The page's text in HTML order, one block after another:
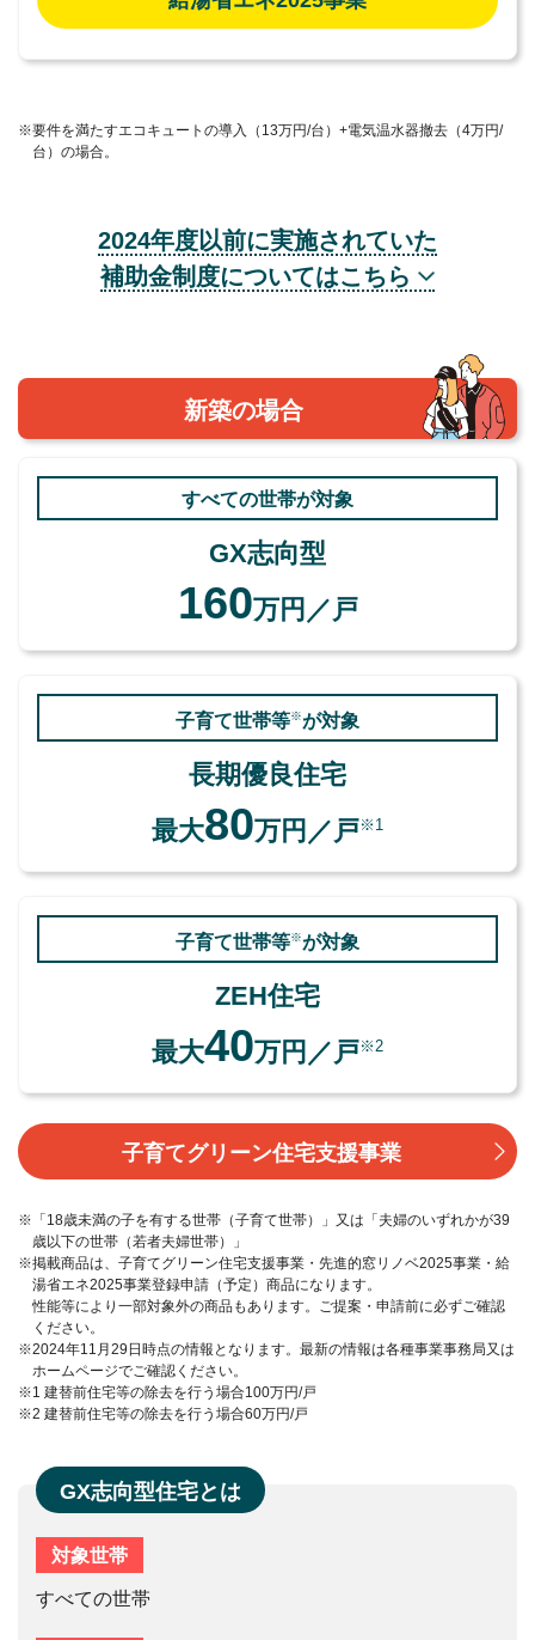
※要件を満たすエコキュートの導入（13万円/台）+電気温水器撤去（4万円/
台）の場合。
2024年度以前に実施されていた
補助金制度についてはこちら
新築の場合
すべての世帯が対象
GX志向型
160万円／戸
子育て世帯等※が対象
長期優良住宅
最大80万円／戸※1
子育て世帯等※が対象
ZEH住宅
最大40万円／戸※2
子育てグリーン住宅支援事業
※「18歳未満の子を有する世帯（子育て世帯）」又は「夫婦のいずれかが39
歳以下の世帯（若者夫婦世帯）」
※掲載商品は、子育てグリーン住宅支援事業・先進的窓リノベ2025事業・給
湯省エネ2025事業登録申請（予定）商品になります。
性能等により一部対象外の商品もあります。ご提案・申請前に必ずご確認
ください。
※2024年11月29日時点の情報となります。最新の情報は各種事業事務局又は
ホームページでご確認ください。
※1 建替前住宅等の除去を行う場合100万円/戸
※2 建替前住宅等の除去を行う場合60万円/戸
GX志向型住宅とは
対象世帯
すべての世帯